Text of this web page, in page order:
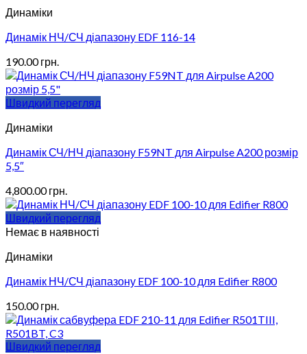
Динаміки
Динамік НЧ/СЧ діапазону EDF 116-14
190.00грн.
Швидкий перегляд
Динаміки
Динамік СЧ/НЧ діапазону F59NT для Airpulse A200 розмір
5,5″
4,800.00грн.
Швидкий перегляд
Немає в наявності
Динаміки
Динамік НЧ/СЧ діапазону EDF 100-10 для Edifier R800
150.00грн.
Швидкий перегляд